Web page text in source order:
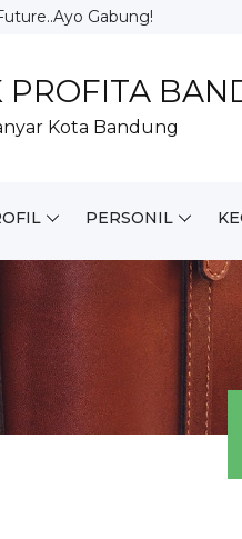
Gabung!
PROFITA
Kota Bandung
PERSONIL